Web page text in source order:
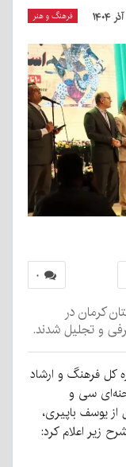
فرهنگ و هنر
۰
کرمان در
و تجلیل شدند.
کل فرهنگ و ارشاد
سی و
یوسف باپیری،
زیر اعلام کرد: